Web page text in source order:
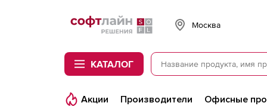
Softline
Москва
КАТАЛОГ
Акции Производители Офисные